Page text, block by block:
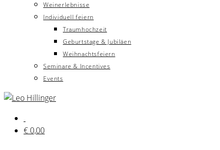
Weinerlebnisse
Individuell feiern
Traumhochzeit
Geburtstage & Jubiläen
Weihnachtsfeiern
Seminare & Incentives
Events
€ 0,00